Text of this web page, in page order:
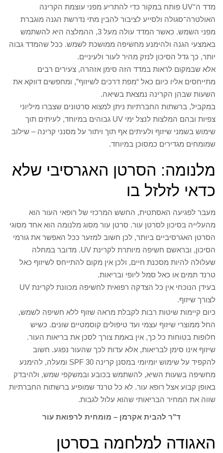
מדד ה־UV פותח במקור כדי להתריע מפני עוצמת הקרינה
האולטרה־סגולה ולסייע לציבור להבין מתי נדרשת הגנה מוגברת
מפני השמש. כאשר המדד עולה מעל 3, ההמלצה היא להשתמש
באמצעי הגנה ולהימנע מחשיפה ממושכת לשמש. ככל שהמדד גבוה
יותר, כך גדל הסיכון לנזק מהיר לעור ולעיניים.
אלא שבמקום לראות במדד הזה סימן אזהרה, צעירים רבים
מתייחסים אליו כיום כאל “מפת דרכים לשיזוף”, ומחפשים דווקא את
השעות שבהן הקרינה נמצאת בשיאה.
במקביל, ברשתות החברתיות ניתן למצוא סרטונים שצברו מיליוני
צפיות ובהם המלצות לנצל ימי UV גבוהים במיוחד, לעיתים תוך
שימוש בשמני שיזוף ולעיתים אף תוך ויתור על מסנני קרינה – שילוב
שמומחים מגדירים כמסוכן במיוחד.
מלנומה: הסרטן האגרסיבי שלא
כדאי לזלזל בו
מעבר לפגיעה האסתטית, החשש המרכזי של רופאי העור הוא
מהעלייה בסיכון לסרטן עור. סרטן עור מסוג מלנומה הוא אחד מסוגי
הסרטן האגרסיביים ביותר, לכן חשוב למזער ככל האפשר את גורמי
הסיכון, ובראשם חשיפה מיותרת לקרינת UV. מדובר במחלה
שעלולה להיות מסכנת חיים, ולכן אין מקום להתייחס לשיזוף כאל
טרנד תמים או כאל סמל ליופי ובריאות.
בעידן הנוכחי אין כל הצדקה רפואית לחשיפה מכוונת לקרינת UV
לצורך שיזוף.
כיום קיימות שיטות רבות לקבלת מראה שזוף ללא חשיפה לשמש,
החל ממוצרי שיזוף עצמי ועד טיפולים קוסמטיים שונים. כשיש
חלופות בטוחות כל כך, אין באמת צורך לסכן את בריאות העור.
שיזוף אינו סימן לבריאות, אלא עדות לכך שהעור נפגע. חשוב
להקפיד על שימוש יומיומי במסנן קרינה SPF 30 ומעלה, להימנע
מחשיפה בשעות השיא, להשתמש בכובע ובמשקפי שמש, ולהיבדק
באופן קבוע אצל רופא עור. לא כל טרנד שמופיע ברשתות החברתיות
שווה את המחיר הבריאותי שהוא עלול לגבות.
ד"ר להבית אקרמן – מומחית לרפואת עור
האגודה למלחמה בסרטן